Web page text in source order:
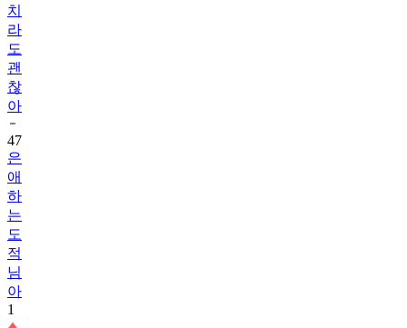
치
라
도
괜
찮
아
47
은
애
하
는
도
적
님
아
1